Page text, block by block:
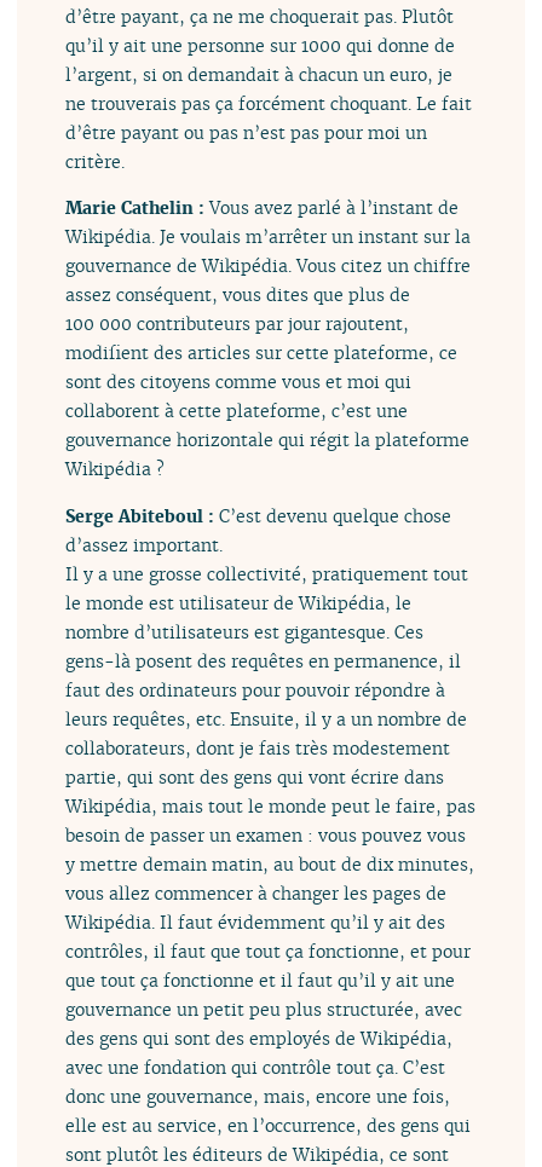
d’être payant, ça ne me choquerait pas. Plutôt
qu’il y ait une personne sur 1000 qui donne de
l’argent, si on demandait à chacun un euro, je
ne trouverais pas ça forcément choquant. Le fait
d’être payant ou pas n’est pas pour moi un
critère.
Marie Cathelin :Vous avez parlé à l’instant de
Wikipédia. Je voulais m’arrêter un instant sur la
gouvernance de Wikipédia. Vous citez un chiffre
assez conséquent, vous dites que plus de
100 000 contributeurs par jour rajoutent,
modifient des articles sur cette plateforme, ce
sont des citoyens comme vous et moi qui
collaborent à cette plateforme, c’est une
gouvernance horizontale qui régit la plateforme
Wikipédia ?
Serge Abiteboul :C’est devenu quelque chose
d’assez important.
Il y a une grosse collectivité, pratiquement tout
le monde est utilisateur de Wikipédia, le
nombre d’utilisateurs est gigantesque. Ces
gens-là posent des requêtes en permanence, il
faut des ordinateurs pour pouvoir répondre à
leurs requêtes, etc. Ensuite, il y a un nombre de
collaborateurs, dont je fais très modestement
partie, qui sont des gens qui vont écrire dans
Wikipédia, mais tout le monde peut le faire, pas
besoin de passer un examen : vous pouvez vous
y mettre demain matin, au bout de dix minutes,
vous allez commencer à changer les pages de
Wikipédia. Il faut évidemment qu’il y ait des
contrôles, il faut que tout ça fonctionne, et pour
que tout ça fonctionne et il faut qu’il y ait une
gouvernance un petit peu plus structurée, avec
des gens qui sont des employés de Wikipédia,
avec une fondation qui contrôle tout ça. C’est
donc une gouvernance, mais, encore une fois,
elle est au service, en l’occurrence, des gens qui
sont plutôt les éditeurs de Wikipédia, ce sont